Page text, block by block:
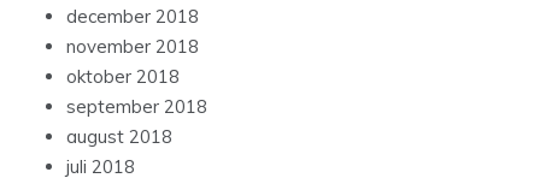
december 2018
november 2018
oktober 2018
september 2018
august 2018
juli 2018